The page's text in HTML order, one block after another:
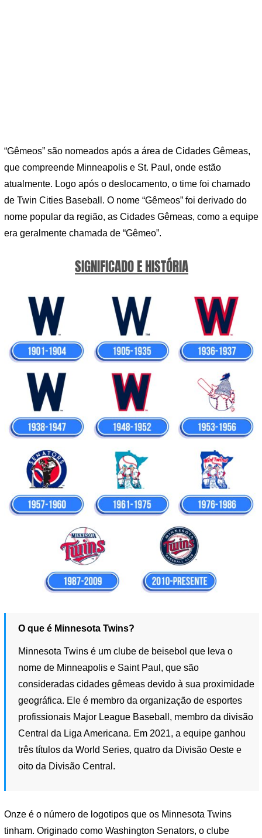
“Gêmeos” são nomeados após a área de Cidades Gêmeas,
que compreende Minneapolis e St. Paul, onde estão
atualmente. Logo após o deslocamento, o time foi chamado
de Twin Cities Baseball. O nome “Gêmeos” foi derivado do
nome popular da região, as Cidades Gêmeas, como a equipe
era geralmente chamada de “Gêmeo”.
SIGNIFICADO E HISTÓRIA
O que é Minnesota Twins?
Minnesota Twins é um clube de beisebol que leva o
nome de Minneapolis e Saint Paul, que são
consideradas cidades gêmeas devido à sua proximidade
geográfica. Ele é membro da organização de esportes
profissionais Major League Baseball, membro da divisão
Central da Liga Americana. Em 2021, a equipe ganhou
três títulos da World Series, quatro da Divisão Oeste e
oito da Divisão Central.
Onze é o número de logotipos que os Minnesota Twins
tinham. Originado como Washington Senators, o clube